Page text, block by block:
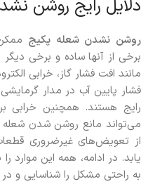
دلایل رایج روشن
روشن نشدن شعله پکیج
برخی از آنها ساده و برخی
مانند افت فشار گاز، خرابی
فشار پایین آب در مدار
رایج هستند. همچنین خرابی
می‌تواند مانع روشن شدن
از تعویض‌های غیرضروری
یابد. در ادامه، همه این موارد
به راحتی مشکل را شناسایی و